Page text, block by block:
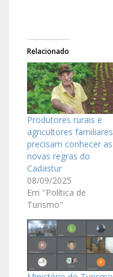
Relacionado
Produtores rurais e
agricultores familiares
precisam conhecer as
novas regras do
Cadastur
08/09/2025
Em "Política de
Turismo"